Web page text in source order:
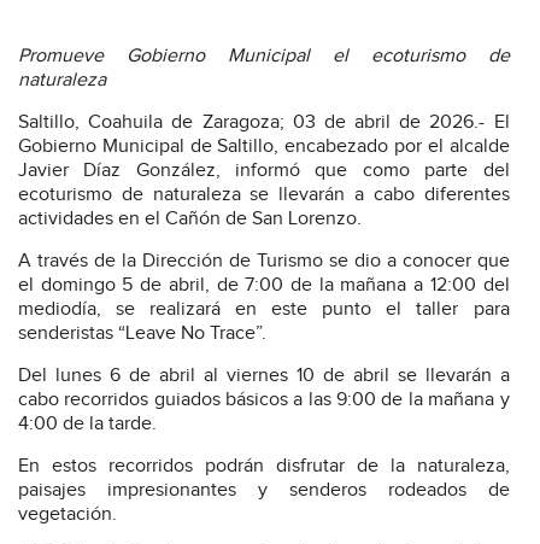
Promueve Gobierno Municipal el ecoturismo de
naturaleza
Saltillo, Coahuila de Zaragoza; 03 de abril de 2026.- El
Gobierno Municipal de Saltillo, encabezado por el alcalde
Javier Díaz González, informó que como parte del
ecoturismo de naturaleza se llevarán a cabo diferentes
actividades en el Cañón de San Lorenzo.
A través de la Dirección de Turismo se dio a conocer que
el domingo 5 de abril, de 7:00 de la mañana a 12:00 del
mediodía, se realizará en este punto el taller para
senderistas “Leave No Trace”.
Del lunes 6 de abril al viernes 10 de abril se llevarán a
cabo recorridos guiados básicos a las 9:00 de la mañana y
4:00 de la tarde.
En estos recorridos podrán disfrutar de la naturaleza,
paisajes impresionantes y senderos rodeados de
vegetación.